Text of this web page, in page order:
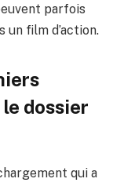
parfois
un film d’action.
le dossier
qui a